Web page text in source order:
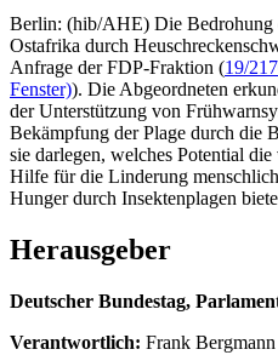
Berlin: (hib/AHE) Die Bedrohung
Ostafrika durch
Anfrage der FDP-Fraktion (19/
Fenster)). Die Abgeordneten
der Unterstützung von
Bekämpfung der Plage durch die
sie darlegen, welches Potential
Hilfe für die Linderung
Hunger durch Insektenplagen
Herausgeber
Deutscher Bundestag,
Verantwortlich: Frank